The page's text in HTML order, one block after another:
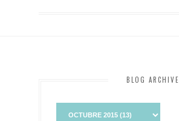
BLOG ARCHIVE